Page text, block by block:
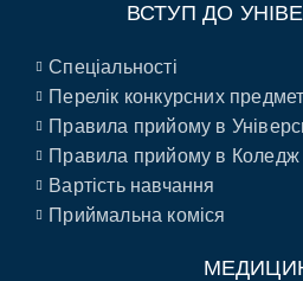
ВСТУП ДО
Спеціальності
Перелік конкурсних
Правила прийому в
Правила прийому в Коледж
Вартість навчання
Приймальна коміся